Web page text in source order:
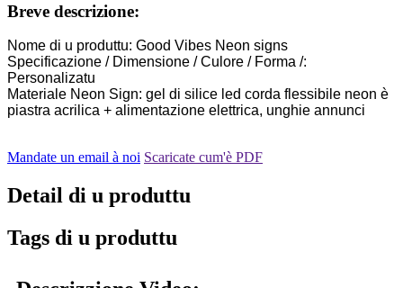
Breve descrizione:
Nome di u produttu: Good Vibes Neon signs
Specificazione / Dimensione / Culore / Forma /:
Personalizatu
Materiale Neon Sign: gel di silice led corda flessibile neon è
piastra acrilica + alimentazione elettrica, unghie annunci
Mandate un email à noi Scaricate cum'è PDF
Detail di u produttu
Tags di u produttu